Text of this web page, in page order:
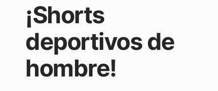
¡Shorts
deportivos de
hombre!